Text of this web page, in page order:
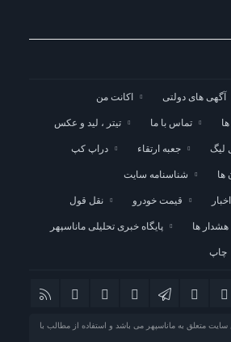
آگهی های دولتی اکانت من
تماس با ما تیتر ، لید و عکس
لیگ جعبه ارتقاء دراپ کپ
ها شناسنامه سایت
قیمت خودرو نقل قول
هشدار ها پایگاه خبری تحلیلی ماناسپهر
چاپ
متعلق به ماناسپهر می باشد و استفاده از مطالب با